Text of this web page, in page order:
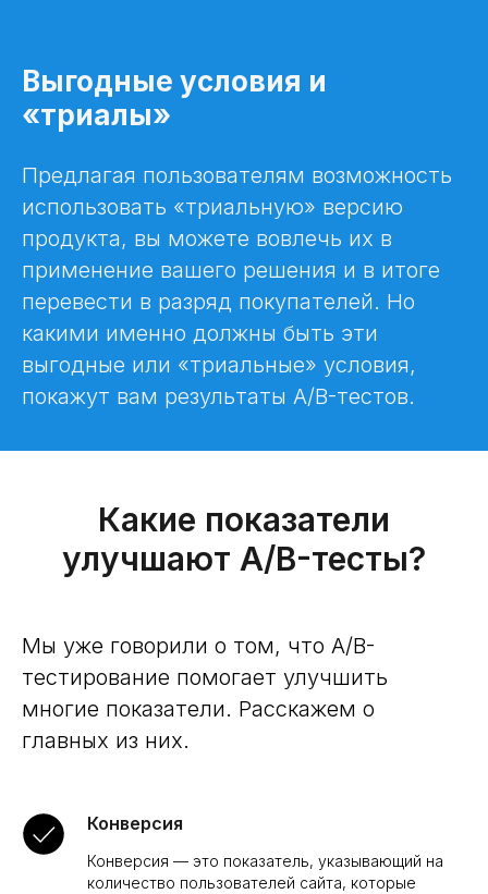
Выгодные условия и
«триалы»
Предлагая пользователям возможность
использовать «триальную» версию
продукта, вы можете вовлечь их в
применение вашего решения и в итоге
перевести в разряд покупателей. Но
какими именно должны быть эти
выгодные или «триальные» условия,
покажут вам результаты A/B-тестов.
Какие показатели
улучшают A/B-тесты?
Мы уже говорили о том, что A/B-
тестирование помогает улучшить
многие показатели. Расскажем о
главных из них.
Конверсия
Конверсия — это показатель, указывающий на
количество пользователей сайта, которые